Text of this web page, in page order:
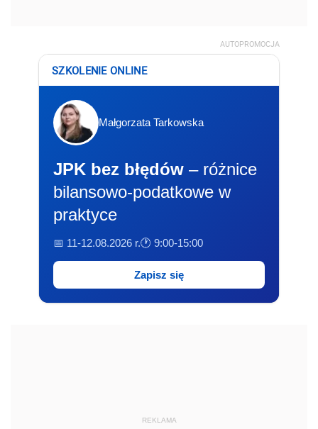
AUTOPROMOCJA
SZKOLENIE ONLINE
Małgorzata Tarkowska
JPK bez błędów – różnice
bilansowo-podatkowe w
praktyce
📅 11-12.08.2026 r.🕐 9:00-15:00
Zapisz się
REKLAMA